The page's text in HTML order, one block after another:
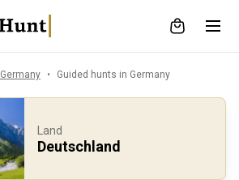
Germany Guided hunts in Germany
Land
Deutschland